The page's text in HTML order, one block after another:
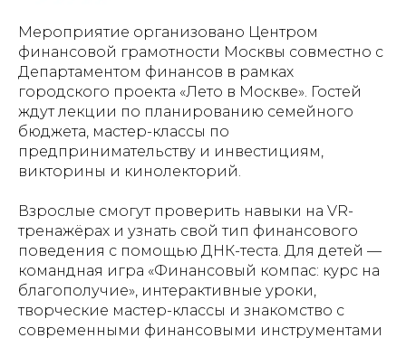
Мероприятие организовано Центром
финансовой грамотности Москвы совместно с
Департаментом финансов в рамках
городского проекта «Лето в Москве». Гостей
ждут лекции по планированию семейного
бюджета, мастер-классы по
предпринимательству и инвестициям,
викторины и кинолекторий.
Взрослые смогут проверить навыки на VR-
тренажёрах и узнать свой тип финансового
поведения с помощью ДНК-теста. Для детей —
командная игра «Финансовый компас: курс на
благополучие», интерактивные уроки,
творческие мастер-классы и знакомство с
современными финансовыми инструментами